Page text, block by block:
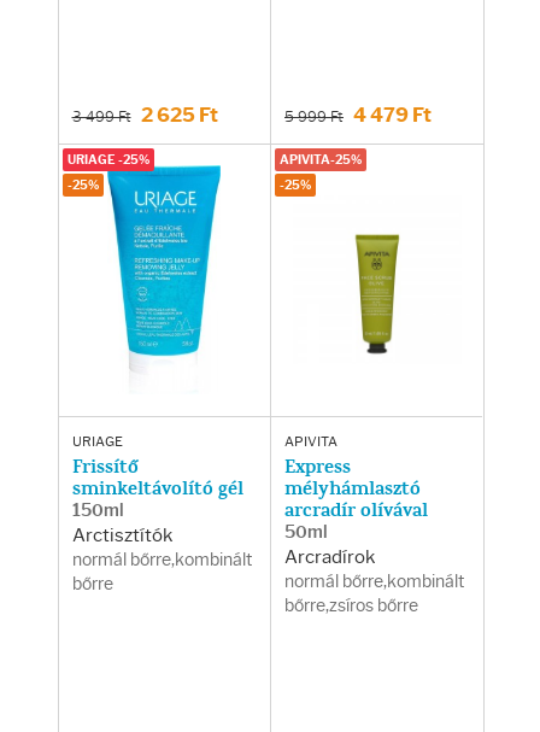
3 499 Ft 2 625 Ft 5 999 Ft 4 479 Ft
URIAGE
Frissítő
sminkeltávolító gél
150ml
Arctisztítók
normál bőrre,kombinált
bőrre
URIAGE -25%
-25%
APIVITA
Express
mélyhámlasztó
arcradír olívával
50ml
Arcradírok
normál bőrre,kombinált
bőrre,zsíros bőrre
APIVITA-25%
-25%
Napozás után
AZ ÖSSZES TERMÉK